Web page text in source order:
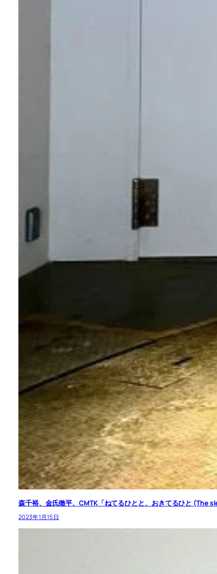
森千裕、金氏徹平、CMTK「ねてるひとと、おきてるひと
2023年1月15日